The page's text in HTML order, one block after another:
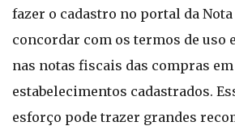
fazer o cadastro no portal da
concordar com os termos de uso
nas notas fiscais das compras em
estabelecimentos cadastrados.
esforço pode trazer grandes